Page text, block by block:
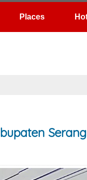
Hotel Berita
Serang